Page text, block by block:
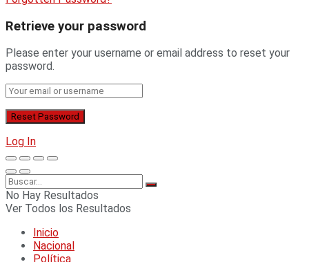
Retrieve your password
Please enter your username or email address to reset your
password.
Log In
No Hay Resultados
Ver Todos los Resultados
Inicio
Nacional
Política